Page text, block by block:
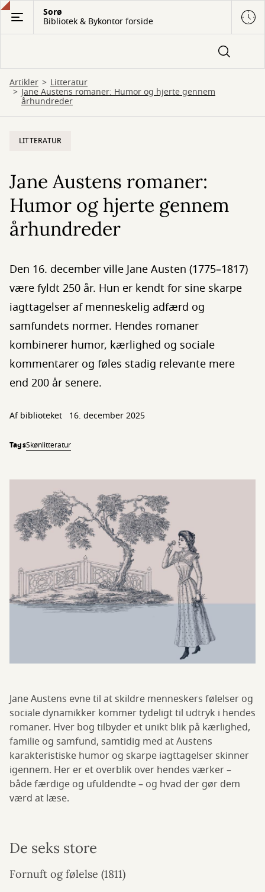
Gå
hovedindhold
Sorø
Bibliotek & Bykontor forside
Artikler Litteratur
Jane Austens romaner: Humor og hjerte gennem
århundreder
LITTERATUR
Jane Austens romaner:
Humor og hjerte gennem
århundreder
Den 16. december ville Jane Austen (1775–1817)
være fyldt 250 år. Hun er kendt for sine skarpe
iagttagelser af menneskelig adfærd og
samfundets normer. Hendes romaner
kombinerer humor, kærlighed og sociale
kommentarer og føles stadig relevante mere
end 200 år senere.
Af biblioteket 16. december 2025
TagsSkønlitteratur
Jane Austens evne til at skildre menneskers følelser og
sociale dynamikker kommer tydeligt til udtryk i hendes
romaner. Hver bog tilbyder et unikt blik på kærlighed,
familie og samfund, samtidig med at Austens
karakteristiske humor og skarpe iagttagelser skinner
igennem. Her er et overblik over hendes værker –
både færdige og ufuldendte – og hvad der gør dem
værd at læse.
De seks store
Fornuft og følelse (1811)